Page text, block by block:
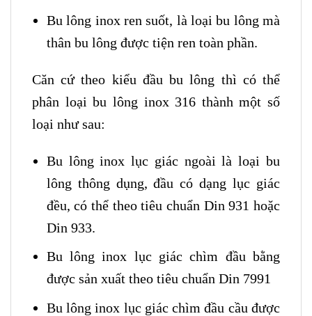
Bu lông inox ren suốt, là loại bu lông mà
thân bu lông được tiện ren toàn phần.
Căn cứ theo kiểu đầu bu lông thì có thể
phân loại bu lông inox 316 thành một số
loại như sau:
Bu lông inox lục giác ngoài là loại bu
lông thông dụng, đầu có dạng lục giác
đều, có thể theo tiêu chuẩn Din 931 hoặc
Din 933.
Bu lông inox lục giác chìm đầu bằng
được sản xuất theo tiêu chuẩn Din 7991
Bu lông inox lục giác chìm đầu cầu được